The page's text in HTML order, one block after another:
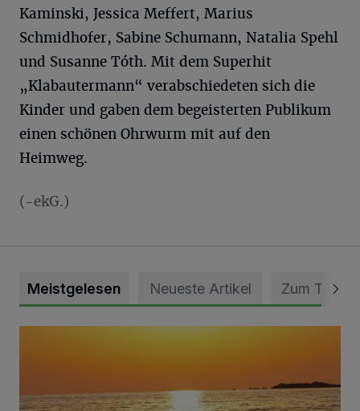
Kaminski, Jessica Meffert, Marius
Schmidhofer, Sabine Schumann, Natalia Spehl
und Susanne Tóth. Mit dem Superhit
„Klabautermann“ verabschiedeten sich die
Kinder und gaben dem begeisterten Publikum
einen schönen Ohrwurm mit auf den
Heimweg.
(-ekG.)
Meistgelesen Neueste Artikel Zum Thema
Die schönsten Sommermomente gesucht